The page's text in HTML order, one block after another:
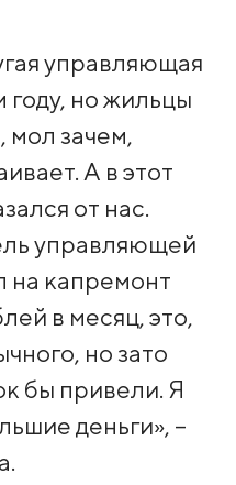
управляющая
но жильцы
мол зачем,
А в этот
от нас.
управляющей
на капремонт
в месяц, это,
но зато
бы привели. Я
деньги», –